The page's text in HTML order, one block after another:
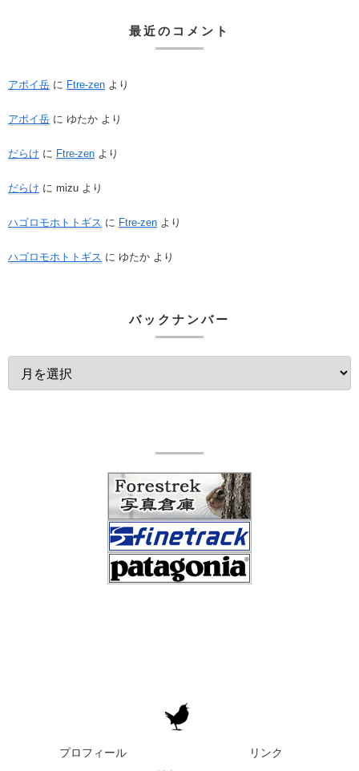
最近のコメント
アポイ岳 に Ftre-zen より
アポイ岳 に ゆたか より
だらけ に Ftre-zen より
だらけ に mizu より
ハゴロモホトトギス に Ftre-zen より
ハゴロモホトトギス に ゆたか より
バックナンバー
プロフィール
リンク